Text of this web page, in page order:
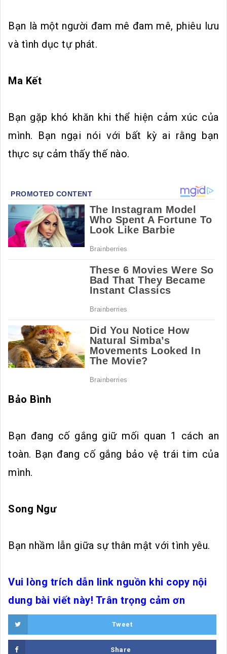
Bạn là một người đam mê đam mê, phiêu lưu
và tình dục tự phát.
Ma Kết
Bạn gặp khó khăn khi thể hiện cảm xúc của
mình. Bạn ngại nói với bất kỳ ai rằng bạn
thực sự cảm thấy thế nào.
Bảo Bình
Bạn đang cố gắng giữ mối quan 1 cách an
toàn. Bạn đang cố gắng bảo vệ trái tim của
mình.
Song Ngư
Bạn nhầm lẫn giữa sự thân mật với tình yêu.
Vui lòng trích dẫn link nguồn khi copy nội
dung bài viết này! Trân trọng cảm ơn
Tweet
Share